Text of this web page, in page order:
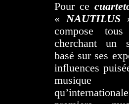
Pour ce
«NAUTILUS
compose
cherchant un
basé sur ses
influences
musique